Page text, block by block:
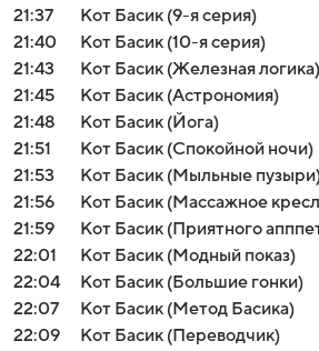
21:37
Кот Басик (9-я серия)
21:40
Кот Басик (10-я серия)
21:43
Кот Басик (Железная логика)
21:45
Кот Басик (Астрономия)
21:48
Кот Басик (Йога)
21:51
Кот Басик (Спокойной ночи)
21:53
Кот Басик (Мыльные
21:56
Кот Басик (Массажное
21:59
Кот Басик (Приятного
22:01
Кот Басик (Модный показ)
22:04
Кот Басик (Большие гонки)
22:07
Кот Басик (Метод Басика)
22:09
Кот Басик (Переводчик)